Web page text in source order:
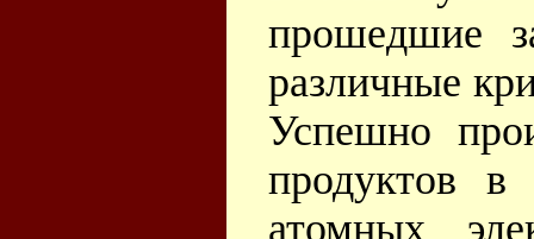
прошедшие
различные
Успешно
продуктов в
атомных